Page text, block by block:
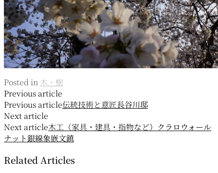
Posted in 木・樹
投
稿
ナ
ビ
ゲ
Previous article
Previous article伝統技術と意匠長谷川邸
Next article
Next article木工（家具・建具・指物など） クラロウォール
ナット銀線象嵌文鎮
Related Articles